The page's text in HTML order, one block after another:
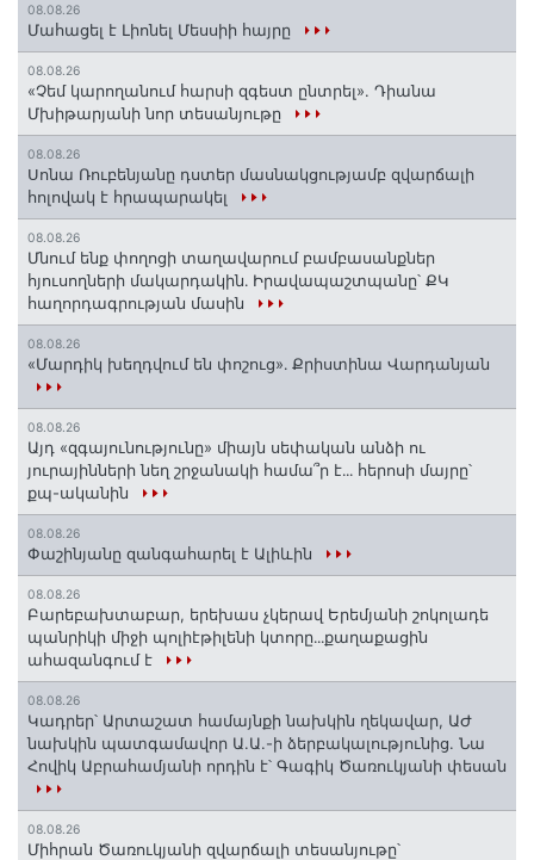
08.08.26
Մահացել է Լիոնել Մեսսիի հայրը
08.08.26
«Չեմ կարողանում հարսի զգեստ ընտրել». Դիանա
Մխիթարյանի նոր տեսանյութը
08.08.26
Սոնա Ռուբենյանը դստեր մասնակցությամբ զվարճալի
հոլովակ է հրապարակել
08.08.26
Մնում ենք փողոցի տաղավարում բամբասանքներ
հյուսողների մակարդակին․ Իրավապաշտպանը՝ ՔԿ
հաղորդագրության մասին
08.08.26
«Մարդիկ խեղդվում են փոշուց»․ Քրիստինա Վարդանյան
08.08.26
Այդ «զգայունությունը» միայն սեփական անձի ու
յուրայինների նեղ շրջանակի համա՞ր է․․․ հերոսի մայրը՝
քպ-ականին
08.08.26
Փաշինյանը զանգահարել է Ալիևին
08.08.26
Բարեբախտաբար, երեխաս չկերավ Երեմյանի շոկոլադե
պանրիկի միջի պոլիէթիլենի կտորը․․․քաղաքացին
ահազանգում է
08.08.26
Կադրեր՝ Արտաշատ համայնքի նախկին ղեկավար, ԱԺ
նախկին պատգամավոր Ա.Ա.-ի ձերբակալությունից. Նա
Հովիկ Աբրահամյանի որդին է՝ Գագիկ Ծառուկյանի փեսան
08.08.26
Միհրան Ծառուկյանի զվարճալի տեսանյութը՝